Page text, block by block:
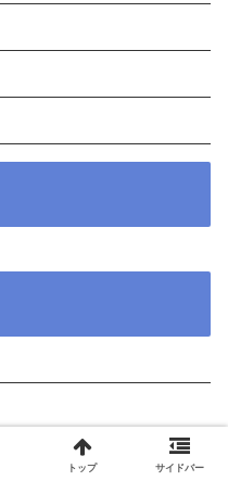
トップ サイドバー